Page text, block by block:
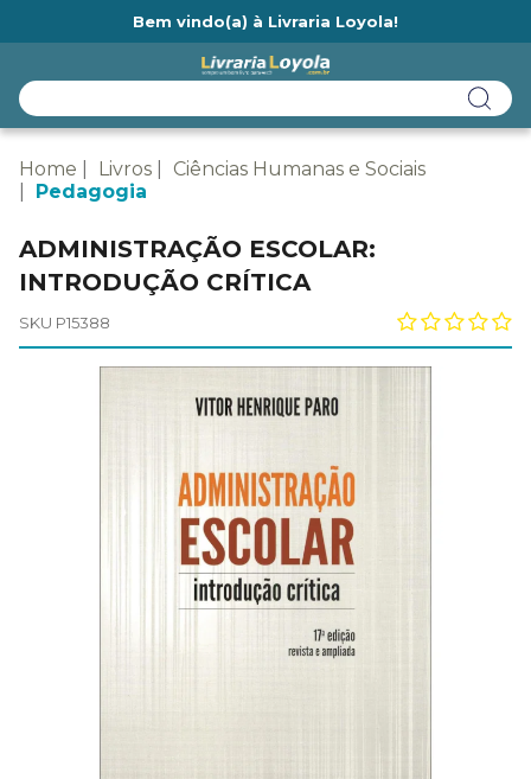
Bem vindo(a) à Livraria Loyola!
Home Livros
Ciências Humanas e Sociais
Pedagogia
ADMINISTRAÇÃO ESCOLAR:
INTRODUÇÃO CRÍTICA
SKU P15388